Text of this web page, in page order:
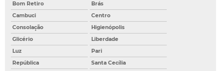
Bom Retiro
Brás
Cambuci
Centro
Consolação
Higienópolis
Glicério
Liberdade
Luz
Pari
República
Santa Cecília